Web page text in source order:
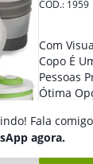
COD.: 1959
Com
Copo É
Pessoas
Ótima
Empresa
Reuniões
Fala comigo
agora.